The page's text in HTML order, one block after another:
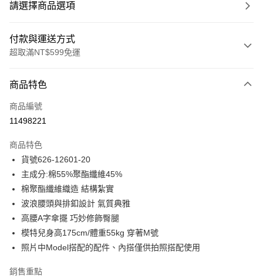
請選擇商品選項
付款與運送方式
超取滿NT$599免運
信用卡一次付款
信用卡分期付款
合作金庫商業銀行
華南商業銀行
上海商業儲蓄銀行
國泰世華商業銀行
臺灣中小企業銀行
匯豐（台灣）商業銀行
聯邦商業銀行
元大商業銀行
永豐商業銀行
玉山商業銀行
星展（台灣）商業銀行
台灣樂天信用卡公司
超商取貨付款
LINE Pay
Apple Pay
街口支付
商品特色
商品編號
11498221
商品特色
貨號626-12601-20
主成分:棉55%聚酯纖維45%
棉聚酯纖維織造 結構紮實
波浪腰頭與排釦設計 氣質典雅
高腰A字傘擺 巧妙修飾臀腿
模特兒身高175cm/體重55kg 穿著M號
照片中Model搭配的配件、內搭僅供拍照搭配使用
銷售重點